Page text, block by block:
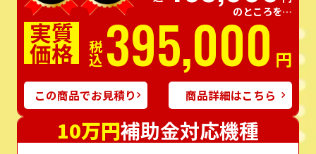
のところを…
実質
価格 税込395,000 円
この商品でお見積り 商品詳細はこちら
10万円補助金対応機種